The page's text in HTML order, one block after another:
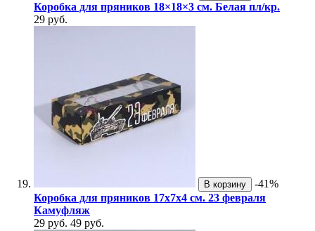
Коробка для пряников 18×18×3 см. Белая пл/кр.
29 руб.
В корзину
-41%
Коробка для пряников 17х7х4 см. 23 февраля
Камуфляж
29 руб. 49 руб.